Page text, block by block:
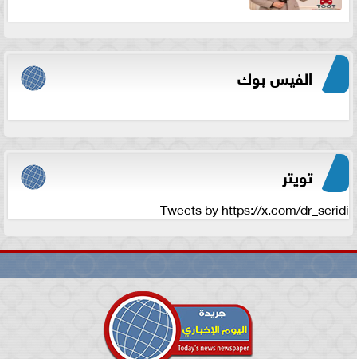
الفيس بوك
تويتر
Tweets by https://x.com/dr_seridi